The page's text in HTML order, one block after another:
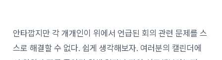
안타깝지만 각 개개인이 위에서 언급된 회의 관련 문제를 스
스로 해결할 수 없다. 쉽게 생각해보자. 여러분의 캘린더에